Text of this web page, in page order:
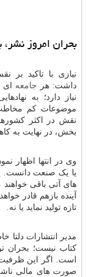
بحران امروز
نیازی با تاکید بر
داشت: هر جامعه ای
نیاز دارد؛ به
موضوعات کم مخاطب
نقش در اکثر
بخش، در نهایت به
وی در انتها اظهار
یا یک صنعت
های آتی باقی
آینده بازهم قادر
تازه تولید نماید یا نه.
مدیر انتشارات
کتاب نیست؛ بحران
است. اگر این ظرفیت
صورت های مالی